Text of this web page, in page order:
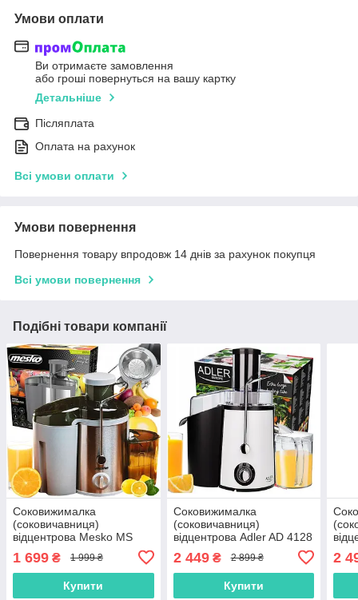
Умови оплати
Ви отримаєте замовлення
або гроші повернуться на вашу картку
Детальніше
Післяплата
Оплата на рахунок
Всі умови оплати
Умови повернення
Повернення товару впродовж 14 днів за рахунок покупця
Всі умови повернення
Подібні товари компанії
Соковижималка
(соковичавниця)
відцентрова Mesko MS
Польща)
1 699 ₴ 1 999 ₴
Купити
Соковижималка
(соковичавниця)
відцентрова Adler AD 4128
2 449₴ 2 899 ₴
Купити
2